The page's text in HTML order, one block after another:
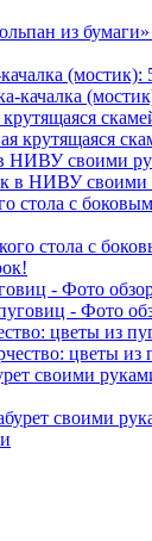
качалка
НИВУ своими
стола с
- Фото
цветы из
своими